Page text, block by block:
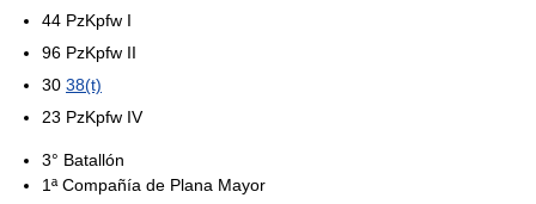
44 PzKpfw I
96 PzKpfw II
30 38(t)
23 PzKpfw IV
3° Batallón
1ª Compañía de Plana Mayor